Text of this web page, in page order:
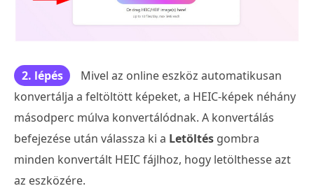
2. lépés
Mivel az online eszköz automatikusan
konvertálja a feltöltött képeket, a HEIC-képek néhány
másodperc múlva konvertálódnak. A konvertálás
befejezése után válassza ki a Letöltés gombra
minden konvertált HEIC fájlhoz, hogy letölthesse azt
az eszközére.